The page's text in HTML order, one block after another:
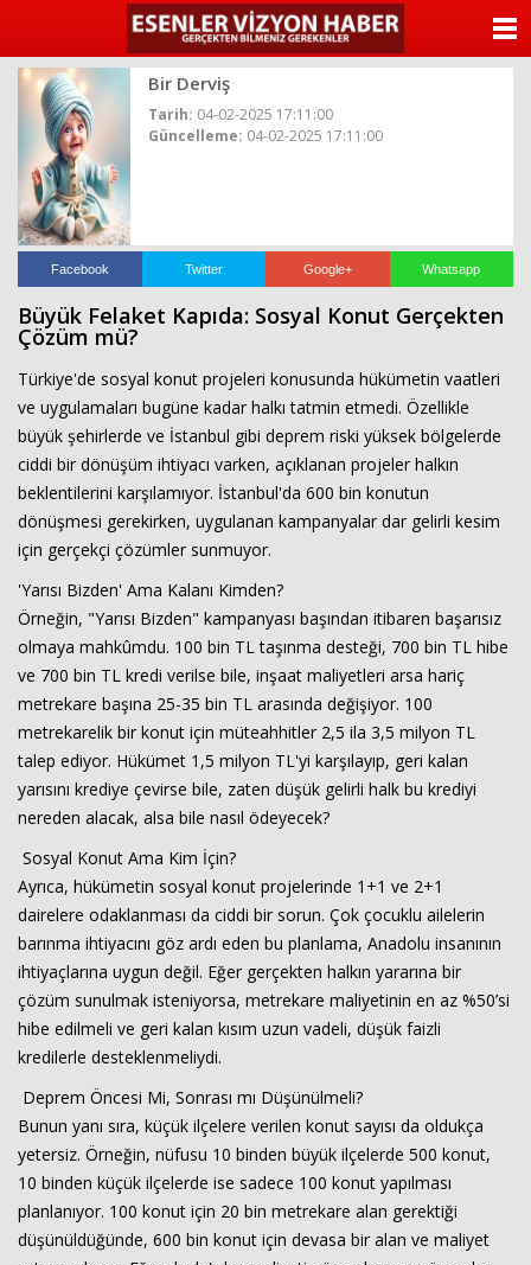
Bir Derviş
Tarih: 04-02-2025 17:11:00
Güncelleme: 04-02-2025 17:11:00
Facebook Twitter Google+ Whatsapp
Büyük Felaket Kapıda: Sosyal Konut Gerçekten
Çözüm mü?
Türkiye'de sosyal konut projeleri konusunda hükümetin vaatleri
ve uygulamaları bugüne kadar halkı tatmin etmedi. Özellikle
büyük şehirlerde ve İstanbul gibi deprem riski yüksek bölgelerde
ciddi bir dönüşüm ihtiyacı varken, açıklanan projeler halkın
beklentilerini karşılamıyor. İstanbul'da 600 bin konutun
dönüşmesi gerekirken, uygulanan kampanyalar dar gelirli kesim
için gerçekçi çözümler sunmuyor.
'Yarısı Bizden' Ama Kalanı Kimden?
Örneğin, "Yarısı Bizden" kampanyası başından itibaren başarısız
olmaya mahkûmdu. 100 bin TL taşınma desteği, 700 bin TL hibe
ve 700 bin TL kredi verilse bile, inşaat maliyetleri arsa hariç
metrekare başına 25-35 bin TL arasında değişiyor. 100
metrekarelik bir konut için müteahhitler 2,5 ila 3,5 milyon TL
talep ediyor. Hükümet 1,5 milyon TL'yi karşılayıp, geri kalan
yarısını krediye çevirse bile, zaten düşük gelirli halk bu krediyi
nereden alacak, alsa bile nasıl ödeyecek?
Sosyal Konut Ama Kim İçin?
Ayrıca, hükümetin sosyal konut projelerinde 1+1 ve 2+1
dairelere odaklanması da ciddi bir sorun. Çok çocuklu ailelerin
barınma ihtiyacını göz ardı eden bu planlama, Anadolu insanının
ihtiyaçlarına uygun değil. Eğer gerçekten halkın yararına bir
çözüm sunulmak isteniyorsa, metrekare maliyetinin en az %50’si
hibe edilmeli ve geri kalan kısım uzun vadeli, düşük faizli
kredilerle desteklenmeliydi.
Deprem Öncesi Mi, Sonrası mı Düşünülmeli?
Bunun yanı sıra, küçük ilçelere verilen konut sayısı da oldukça
yetersiz. Örneğin, nüfusu 10 binden büyük ilçelerde 500 konut,
10 binden küçük ilçelerde ise sadece 100 konut yapılması
planlanıyor. 100 konut için 20 bin metrekare alan gerektiği
düşünüldüğünde, 600 bin konut için devasa bir alan ve maliyet
ANASAYFA
YAZARLAR
VİDEO GALERİ
KÜNYE
İLETİŞİM
Haberin Doğru Adresi.